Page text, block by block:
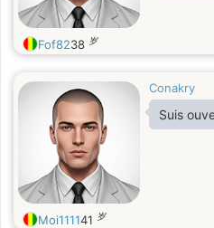
Fof8238 岁
Conakry
Suis
Moi111141 岁